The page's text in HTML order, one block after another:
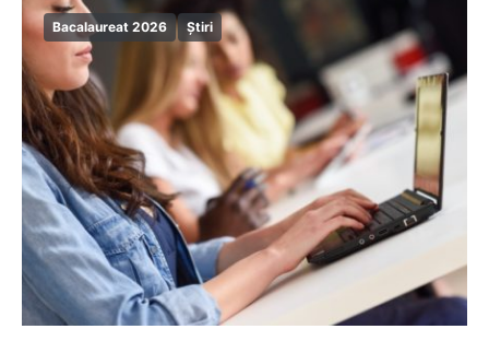
Bacalaureat 2026 Știri